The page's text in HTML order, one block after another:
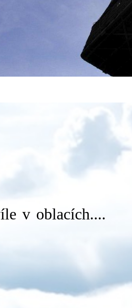
v oblacích....